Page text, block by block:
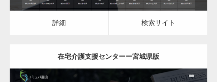
詳細 検索サイト
在宅介護支援センターー宮城県版